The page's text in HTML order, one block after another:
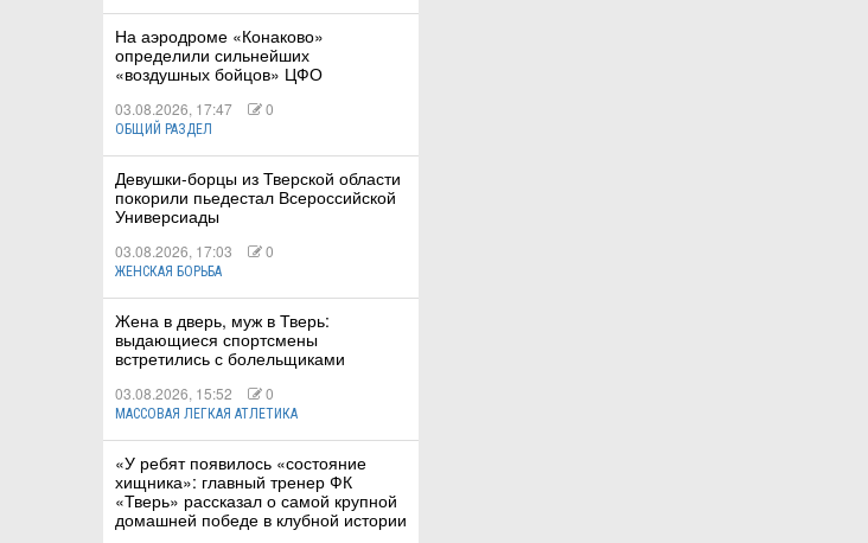
На аэродроме «Конаково»
определили сильнейших
«воздушных бойцов» ЦФО
03.08.2026, 17:47 0
ОБЩИЙ РАЗДЕЛ
Девушки-борцы из Тверской области
покорили пьедестал Всероссийской
Универсиады
03.08.2026, 17:03 0
ЖЕНСКАЯ БОРЬБА
Жена в дверь, муж в Тверь:
выдающиеся спортсмены
встретились с болельщиками
03.08.2026, 15:52 0
МАССОВАЯ ЛЕГКАЯ АТЛЕТИКА
«У ребят появилось «состояние
хищника»: главный тренер ФК
«Тверь» рассказал о самой крупной
домашней победе в клубной истории